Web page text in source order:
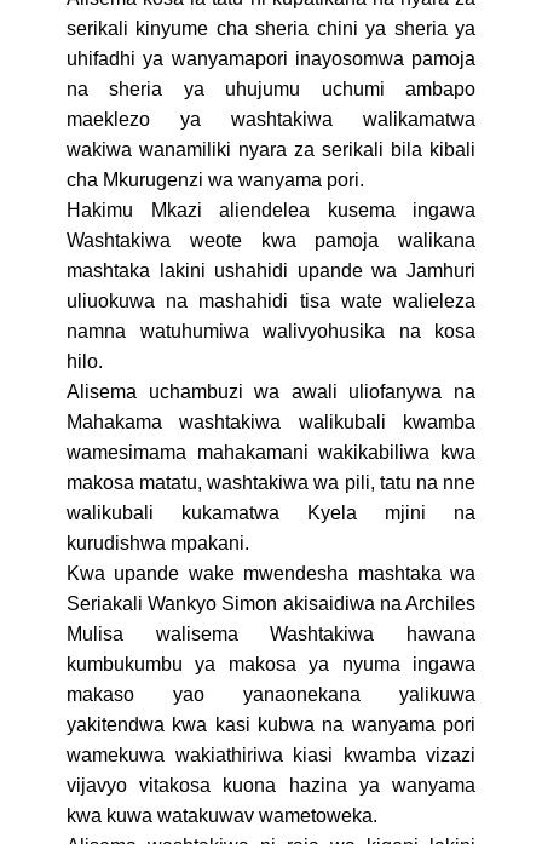
serikali kinyume cha sheria chini ya sheria ya
uhifadhi ya wanyamapori inayosomwa pamoja
na sheria ya uhujumu uchumi ambapo
maeklezo ya washtakiwa walikamatwa
wakiwa wanamiliki nyara za serikali bila kibali
cha Mkurugenzi wa wanyama pori.
Hakimu Mkazi aliendelea kusema ingawa
Washtakiwa weote kwa pamoja walikana
mashtaka lakini ushahidi upande wa Jamhuri
uliuokuwa na mashahidi tisa wate walieleza
namna watuhumiwa walivyohusika na kosa
hilo.
Alisema uchambuzi wa awali uliofanywa na
Mahakama washtakiwa walikubali kwamba
wamesimama mahakamani wakikabiliwa kwa
makosa matatu, washtakiwa wa pili, tatu na nne
walikubali kukamatwa Kyela mjini na
kurudishwa mpakani.
Kwa upande wake mwendesha mashtaka wa
Seriakali Wankyo Simon akisaidiwa na Archiles
Mulisa walisema Washtakiwa hawana
kumbukumbu ya makosa ya nyuma ingawa
makaso yao yanaonekana yalikuwa
yakitendwa kwa kasi kubwa na wanyama pori
wamekuwa wakiathiriwa kiasi kwamba vizazi
vijavyo vitakosa kuona hazina ya wanyama
kwa kuwa watakuwav wametoweka.